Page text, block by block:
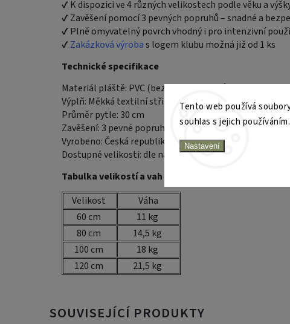
Tento web používá
souhlas s jejich
Nastavení
✔ K dispozici ve 4 různých velikostech podle věku a
✔ Zavěšení pomocí 3 pevných popruhů – snadné a
✔ Plně omyvatelný povrch vhodný i pro intenzivní
✔Zakázková výrobas logem klubu možná již od 1 ks
Technické specifikace
Materiál pláště: PVC (bez obsahu ftalátů)
Výplň: Měkká textilní střiž
Průměr pytle: 30 cm
Zavěšení: 3 pevné popruhy
Vyrobeno: Česká republika
Dostupné velikosti: dle nabídky 60, 80, 100, 120 cm
Tabulka velikostí a vah
Velikost
Váha
60 cm
11 kg
80 cm
14,5 kg
100 cm
18 kg
120 cm
21,5 kg
SOUVISEJÍCÍ PRODUKTY